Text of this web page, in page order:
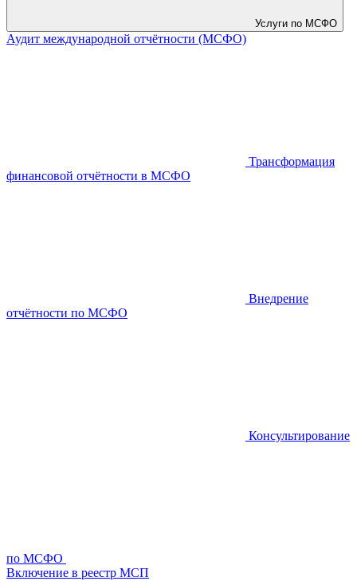
Услуги по МСФО
Аудит международной отчётности (МСФО)
Трансформация
финансовой отчётности в МСФО
Внедрение
отчётности по МСФО
Консультирование
по МСФО
Включение в реестр МСП